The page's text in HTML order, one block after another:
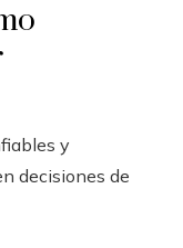
y
decisiones de